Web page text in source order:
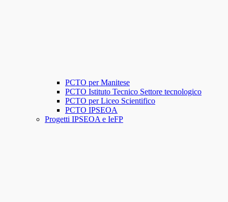
PCTO per Manitese
PCTO Istituto Tecnico Settore tecnologico
PCTO per Liceo Scientifico
PCTO IPSEOA
Progetti IPSEOA e IeFP